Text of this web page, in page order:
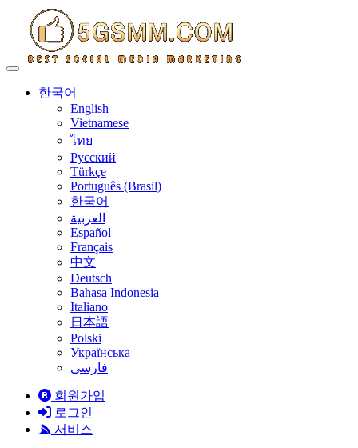
Toggle navigation
한국어
English
Vietnamese
ไทย
Русский
Türkçe
Português (Brasil)
한국어
العربية
Español
Français
中文
Deutsch
Bahasa Indonesia
Italiano
日本語
Polski
Українська
فارسی
회원가입
로그인
서비스